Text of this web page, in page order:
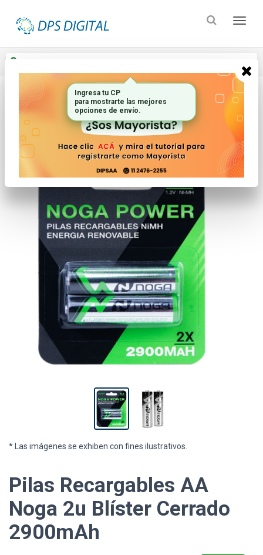
Inicio Electronica Audio Y Video_2 Pilas Y Baterias
* Las imágenes se exhiben con fines ilustrativos.
Pilas Recargables AA
Noga 2u Blíster Cerrado
2900mAh
Ingresa tu CP
para mostrarte las mejores
opciones de envío.